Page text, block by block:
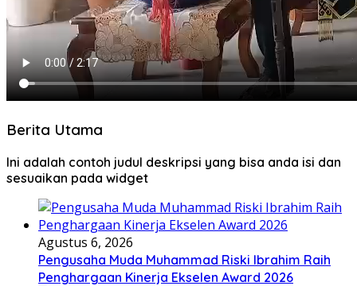
Berita Utama
Ini adalah contoh judul deskripsi yang bisa anda isi dan
sesuaikan pada widget
Agustus 6, 2026
Pengusaha Muda Muhammad Riski Ibrahim Raih
Penghargaan Kinerja Ekselen Award 2026